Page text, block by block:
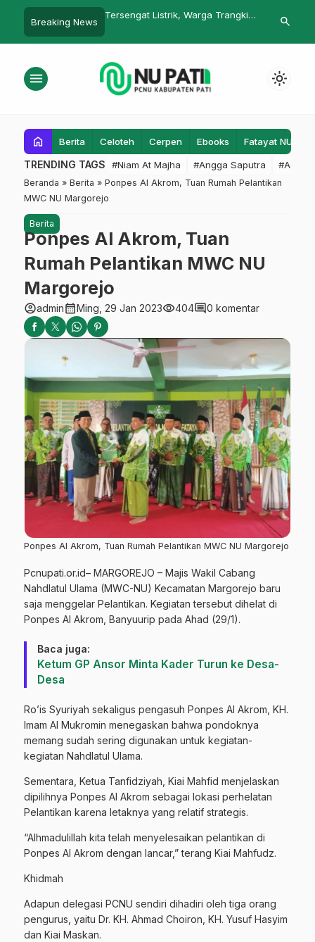
Breaking News
Puting Beliung.
Tersengat Listrik, Warga Trangkil
Program
search
menu light_mode
home Berita Celoteh Cerpen Ebooks Fatayat NU
TRENDING TAGS #Niam At Majha #Angga Saputra #Admin
Beranda » Berita » Ponpes Al Akrom, Tuan Rumah Pelantikan
MWC NU Margorejo
Berita
Ponpes Al Akrom, Tuan
Rumah Pelantikan MWC NU
Margorejo
account_circleadmincalendar_monthMing, 29 Jan 2023visibility404comment0 komentar
Ponpes Al Akrom, Tuan Rumah Pelantikan MWC NU Margorejo
Pcnupati.or.id– MARGOREJO – Majis Wakil Cabang
Nahdlatul Ulama (MWC-NU) Kecamatan Margorejo baru
saja menggelar Pelantikan. Kegiatan tersebut dihelat di
Ponpes Al Akrom, Banyuurip pada Ahad (29/1).
Baca juga:
Ketum GP Ansor Minta Kader Turun ke Desa-
Desa
Ro’is Syuriyah sekaligus pengasuh Ponpes Al Akrom, KH.
Imam Al Mukromin menegaskan bahwa pondoknya
memang sudah sering digunakan untuk kegiatan-
kegiatan Nahdlatul Ulama.
Sementara, Ketua Tanfidziyah, Kiai Mahfid menjelaskan
dipilihnya Ponpes Al Akrom sebagai lokasi perhelatan
Pelantikan karena letaknya yang relatif strategis.
“Alhmadulillah kita telah menyelesaikan pelantikan di
Ponpes Al Akrom dengan lancar,” terang Kiai Mahfudz.
Khidmah
Adapun delegasi PCNU sendiri dihadiri oleh tiga orang
pengurus, yaitu Dr. KH. Ahmad Choiron, KH. Yusuf Hasyim
dan Kiai Maskan.